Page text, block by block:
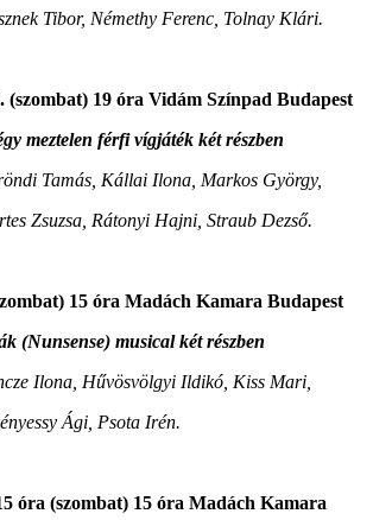
Némethy Ferenc, Tolnay Klári.
(szombat) 19 óra Vidám Színpad Budapest
meztelen férfi vígjáték két részben
Tamás, Kállai Ilona, Markos György,
Rátonyi Hajni, Straub Dezső.
15 óra Madách Kamara Budapest
(Nunsense) musical két részben
Ilona, Hűvösvölgyi Ildikó, Kiss Mari,
Psota Irén.
óra (szombat) 15 óra Madách Kamara